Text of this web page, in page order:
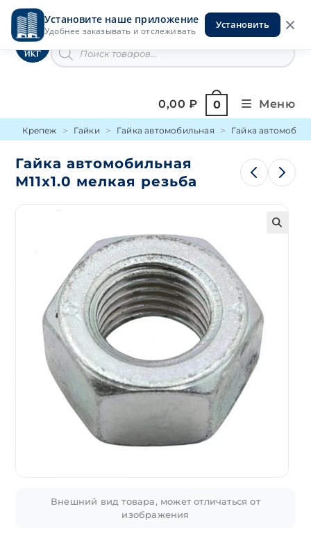
Установите наше приложение
Удобнее заказывать и отслеживать
Установить
Перейти
содержимомуИнструменты на Горской
товаров
0,00₽ 0 Меню
Крепеж Гайки Гайка автомобильная Гайка
Гайка автомобильная
М11х1.0 мелкая резьба
Внешний вид товара, может отличаться от
изображения